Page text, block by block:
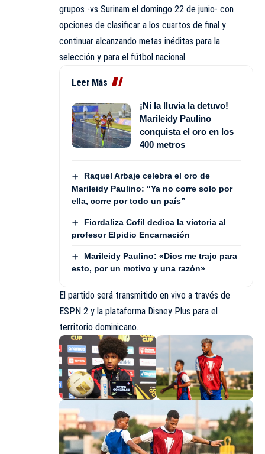
grupos -vs Surinam el domingo 22 de junio- con
opciones de clasificar a los cuartos de final y
continuar alcanzando metas inéditas para la
selección y para el fútbol nacional.
Leer Más
¡Ni la lluvia la detuvo!
Marileidy Paulino
conquista el oro en los
400 metros
Raquel Arbaje celebra el oro de
Marileidy Paulino: “Ya no corre solo por
ella, corre por todo un país”
Fiordaliza Cofil dedica la victoria al
profesor Elpidio Encarnación
Marileidy Paulino: «Dios me trajo para
esto, por un motivo y una razón»
El partido será transmitido en vivo a través de
ESPN 2 y la plataforma Disney Plus para el
territorio dominicano.